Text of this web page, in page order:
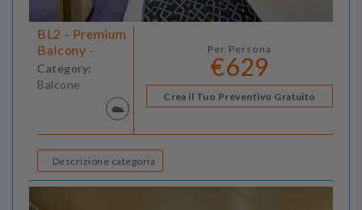
BL2 - Premium
Balcony -
Category:
Balcone
Per Persona
€629
Crea il Tuo Preventivo Gratuito
Descrizione categoria